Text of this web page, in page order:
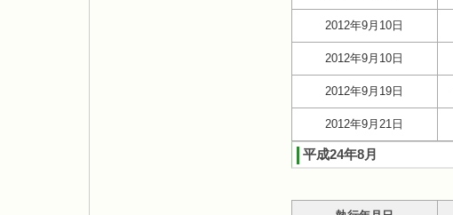
2012年9月10日
2012年9月10日
2012年9月19日
2012年9月21日
平成24年8月